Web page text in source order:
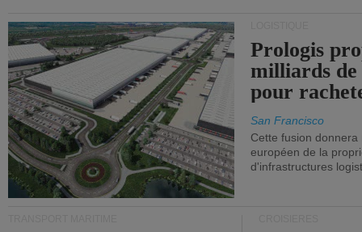
Prologis
milliards
pour
San Francisco
Cette fusion
européen de la
d'infrastructures